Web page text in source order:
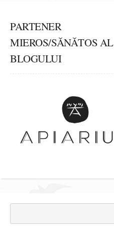
PARTENER
MIEROS/SĂNĂTOS AL
BLOGULUI